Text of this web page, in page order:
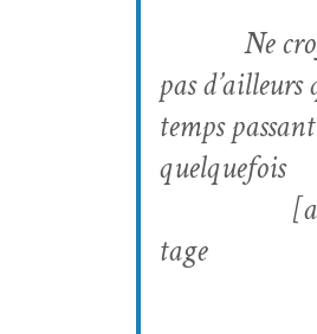
Ne
pas d’ailleurs
temps
quelque­fois
tage